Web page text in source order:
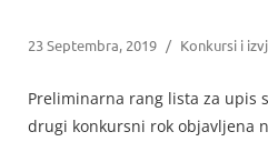
23 Septembra, 2019 / Konkursi i
Preliminarna rang lista za upis
drugi konkursni rok objavljena